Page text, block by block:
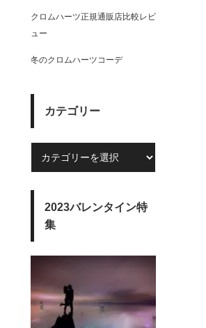
クロムハーツ正規通販店比較レビ
ュー
冬のクロムハーツコーデ
カテゴリー
2023バレンタイン特
集